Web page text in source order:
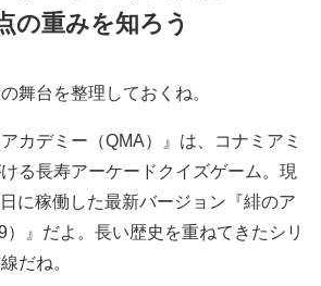
の重みを知ろう
舞台を整理しておくね。
カデミー（QMA）』は、コナミアミ
る長寿アーケードクイズゲーム。現
に稼働した最新バージョン『緋のア
）』だよ。長い歴史を重ねてきたシリ
だね。